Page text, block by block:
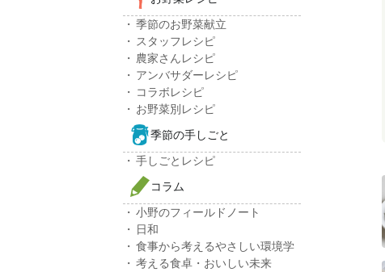
季節のお野菜献立
スタッフレシピ
農家さんレシピ
アンバサダーレシピ
コラボレシピ
お野菜別レシピ
季節の手しごと
手しごとレシピ
コラム
小野のフィールドノート
日和
食事から考えるやさしい環境学
考える食卓・おいしい未来